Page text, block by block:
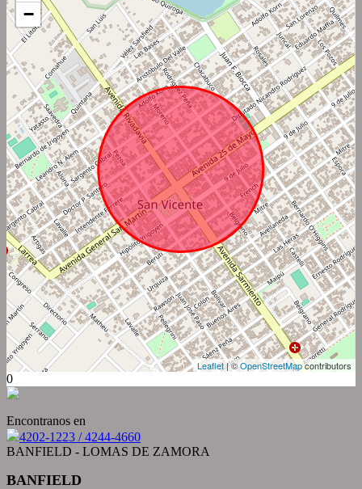
−
Leaflet| ©OpenStreetMapcontributors
0
Encontranos en
4202-1223 / 4244-4660
BANFIELD - LOMAS DE ZAMORA
BANFIELD